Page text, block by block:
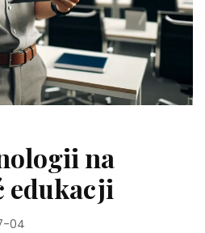
na
edukacji
04